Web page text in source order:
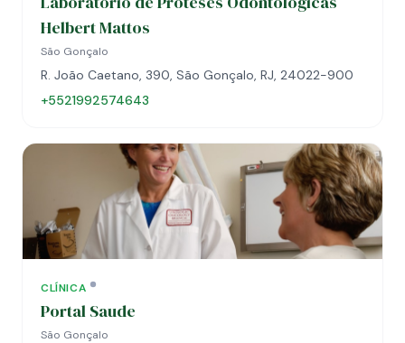
Helbert Mattos
São Gonçalo
R. João Caetano, 390, São Gonçalo, RJ, 24022-900
+5521992574643
CLÍNICA
Portal Saude
São Gonçalo